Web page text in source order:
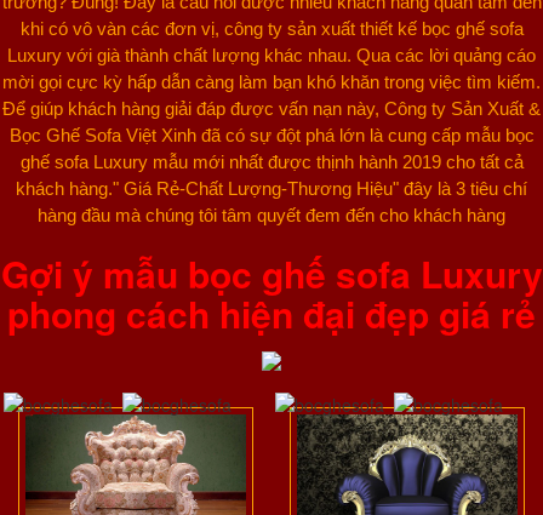
khi có vô vàn các đơn vị, công ty sản xuất thiết kế bọc ghế sofa
Luxury với già thành chất lượng khác nhau. Qua các lời quảng cáo
mời gọi cực kỳ hấp dẫn càng làm bạn khó khăn trong việc tìm kiếm.
Để giúp khách hàng giải đáp được vấn nạn này, Công ty Sản Xuất &
Bọc Ghế Sofa Việt Xinh đã có sự đột phá lớn là cung cấp mẫu bọc
ghế sofa Luxury mẫu mới nhất được thịnh hành 2019 cho tất cả
khách hàng." Giá Rẻ-Chất Lượng-Thương Hiệu" đây là 3 tiêu chí
hàng đầu mà chúng tôi tâm quyết đem đến cho khách hàng
Gợi ý mẫu bọc ghế sofa Luxury
phong cách hiện đại đẹp giá rẻ